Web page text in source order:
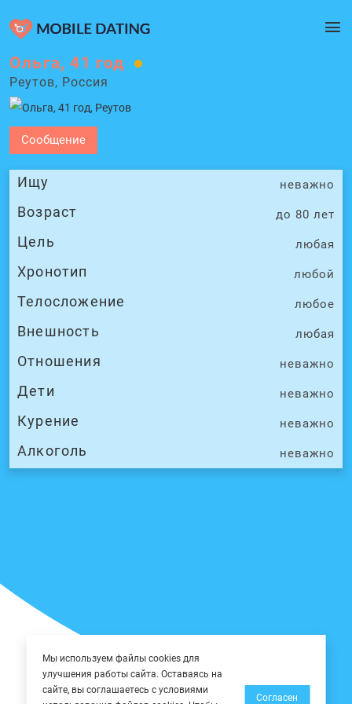
Сообщение
Ищу неважно
Возраст до 80 лет
Цель любая
Хронотип любой
Телосложение любое
Внешность любая
Отношения неважно
Дети неважно
Курение неважно
Алкоголь неважно
Ольга, 41 год
Реутов, Россия
Мы используем файлы cookies для
улучшения работы сайта. Оставаясь на
сайте, вы соглашаетесь с условиями
Согласен